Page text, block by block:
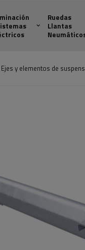
Ruedas
Llantas
Ejes y elementos de